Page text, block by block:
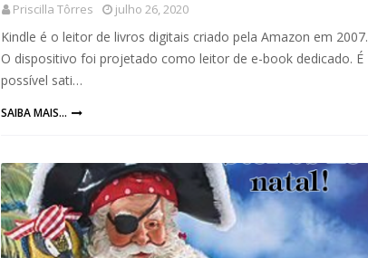
Priscilla Tôrres julho 26, 2020
Kindle é o leitor de livros digitais criado pela Amazon em 2007.
O dispositivo foi projetado como leitor de e-book dedicado. É
possível sati…
SAIBA MAIS...